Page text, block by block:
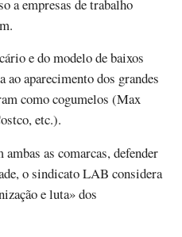
a empresas de trabalho
e do modelo de baixos
aparecimento dos grandes
como cogumelos (Max
etc.).
as comarcas, defender
o sindicato LAB considera
e luta» dos